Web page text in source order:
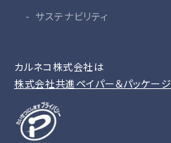
サステナビリティ
カルネコ株式会社は
株式会社共進ペイパー＆パッケージ